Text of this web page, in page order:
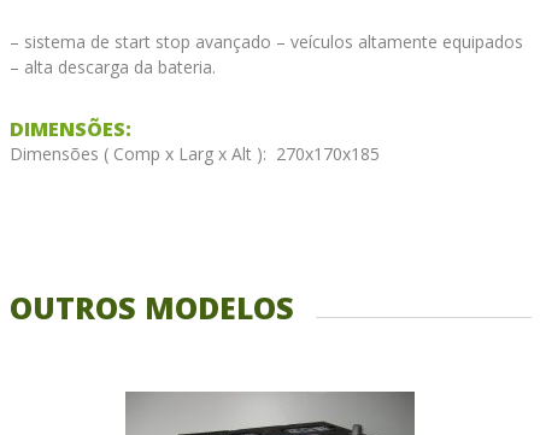
– sistema de start stop avançado – veículos altamente equipados
– alta descarga da bateria.
DIMENSÕES:
Dimensões ( Comp x Larg x Alt ): 270x170x185
OUTROS MODELOS